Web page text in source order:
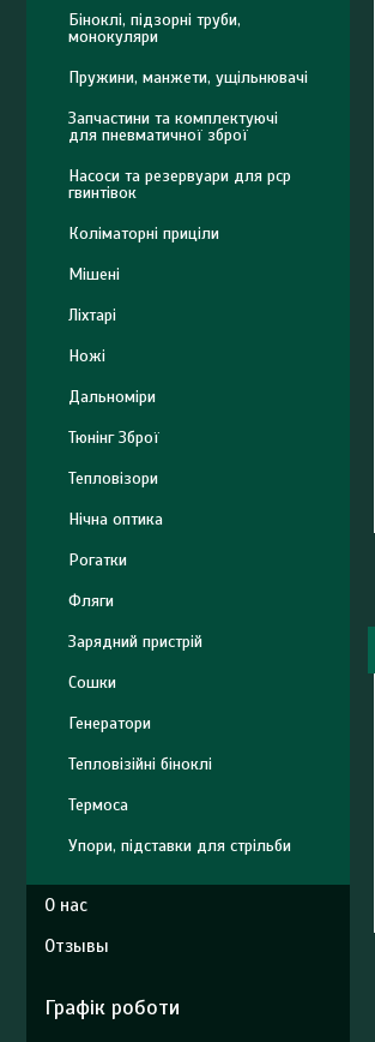
Біноклі, підзорні труби,
монокуляри
Пружини, манжети, ущільнювачі
Запчастини та комплектуючі
для пневматичної зброї
Насоси та резервуари для pcp
гвинтівок
Коліматорні приціли
Мішені
Ліхтарі
Ножі
Дальноміри
Тюнінг Зброї
Тепловізори
Нічна оптика
Рогатки
Фляги
Зарядний пристрій
Сошки
Генератори
Тепловізійні біноклі
Термоса
Упори, підставки для стрільби
О нас
Отзывы
Графік роботи